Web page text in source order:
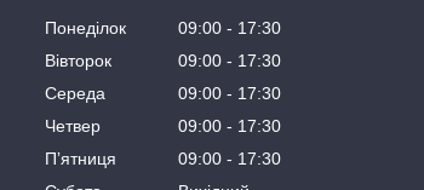
Понеділок 09:00
17:30
Вівторок
09:00
17:30
Середа
09:00
17:30
Четвер
09:00
17:30
Пʼятниця
09:00
17:30